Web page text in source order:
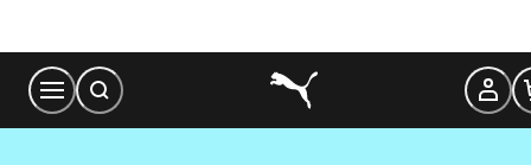
Content